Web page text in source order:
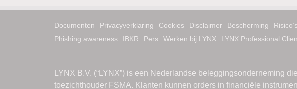
Documenten Privacyverklaring Cookies Disclaimer Bescherming
Phishing awareness
IBKR Pers Werken bij LYNX LYNX Professional